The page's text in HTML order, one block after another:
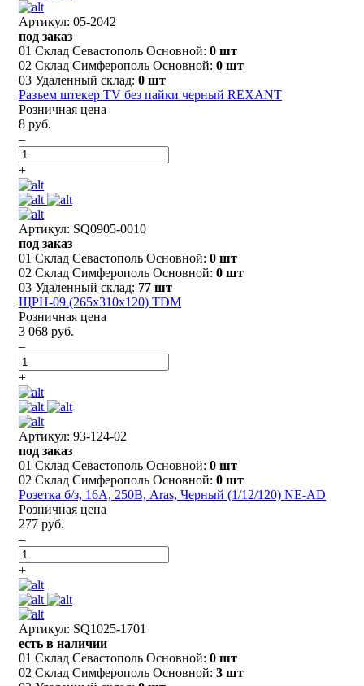
Артикул: 05-2042
под заказ
01 Склад Севастополь Основной: 0 шт
02 Склад Симферополь Основной: 0 шт
03 Удаленный склад: 0 шт
Разъем штекер TV без пайки черный REXANT
Розничная цена
8 руб.
–
+
Артикул: SQ0905-0010
под заказ
01 Склад Севастополь Основной: 0 шт
02 Склад Симферополь Основной: 0 шт
03 Удаленный склад: 77 шт
ЩРН-09 (265х310х120) TDM
Розничная цена
3 068 руб.
–
+
Артикул: 93-124-02
под заказ
01 Склад Севастополь Основной: 0 шт
02 Склад Симферополь Основной: 0 шт
Розетка б/з, 16А, 250В, Aras, Черный (1/12/120) NE-AD
Розничная цена
277 руб.
–
+
Артикул: SQ1025-1701
есть в наличии
01 Склад Севастополь Основной: 0 шт
02 Склад Симферополь Основной: 3 шт